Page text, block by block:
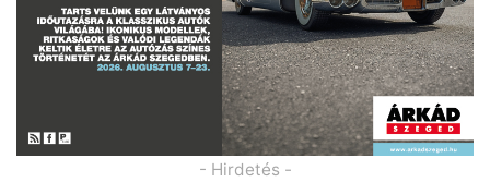
- Hirdetés -